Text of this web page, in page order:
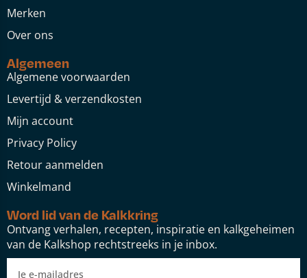
Merken
Over ons
Algemeen
Algemene voorwaarden
Levertijd & verzendkosten
Mijn account
Privacy Policy
Retour aanmelden
Winkelmand
Word lid van de Kalkkring
Ontvang verhalen, recepten, inspiratie en kalkgeheimen
van de Kalkshop rechtstreeks in je inbox.